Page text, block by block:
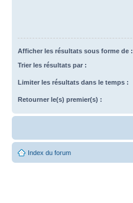
Afficher les résultats sous forme de :
Trier les résultats par :
Limiter les résultats dans le temps :
Retourner le(s) premier(s) :
Index du forum